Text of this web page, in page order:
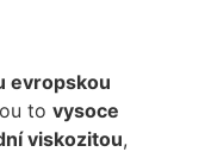
evropskou
to vysoce
viskozitou,